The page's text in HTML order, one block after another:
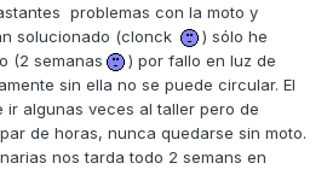
problemas con la moto y
solucionado (clonck
) sólo he
(2 semanas
) por fallo en luz de
sin ella no se puede circular. El
ir algunas veces al taller pero de
de horas, nunca quedarse sin moto.
nos tarda todo 2 semans en